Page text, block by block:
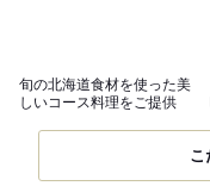
旬の北海道食材を使った美
しいコース料理をご提供
こ